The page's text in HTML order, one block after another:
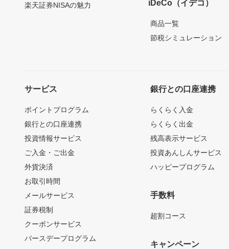
楽天証券NISAの魅力 iDeCo（イデコ）
商品一覧
節税シミュレーション
サービス
ポイントプログラム
銀行との口座連携
投資情報サービス
ご入金・ご出金
外貨決済
お取引時間
メールサービス
証券税制
クーポンサービス
バースデープログラム
銀行との口座連携
らくらく入金
らくらく出金
残高表示サービス
投資あんしんサービス
ハッピープログラム
手数料
超割コース
キャンペーン